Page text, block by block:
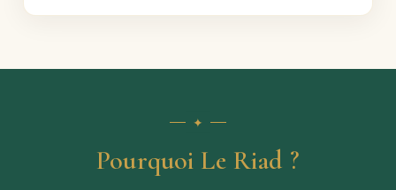
Pourquoi Le Riad ?